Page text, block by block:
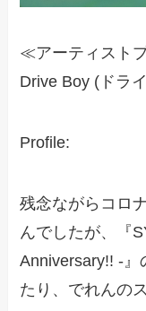
≪アーティスト
Drive Boy (ドラ
Profile:
残念ながらコロ
んでしたが、『
Anniversary!! -』
たり、でれんの